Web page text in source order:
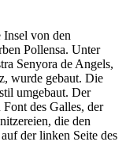
von den
Pollensa. Unter
Senyora de Angels,
wurde gebaut. Die
umgebaut. Der
des Galles, der
die den
der linken Seite des